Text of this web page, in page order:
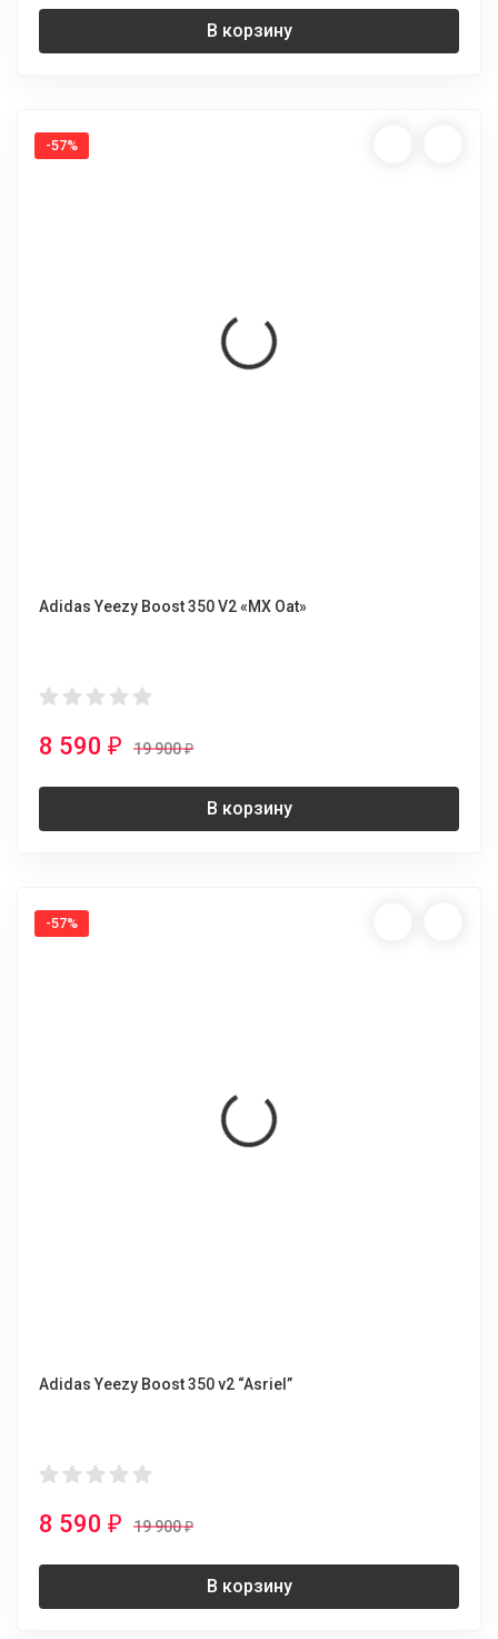
В корзину
-57%
Adidas Yeezy Boost 350 V2 «MX Oat»
8 590 ₽ 19 900₽
В корзину
-57%
Adidas Yeezy Boost 350 v2 “Asriel”
8 590 ₽ 19 900₽
В корзину